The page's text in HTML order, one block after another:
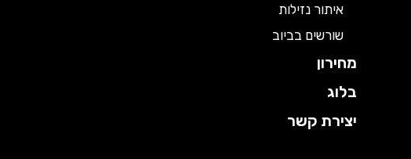
איתור נזילות
שורשים בביוב
מחירון
בלוג
יצירת קשר